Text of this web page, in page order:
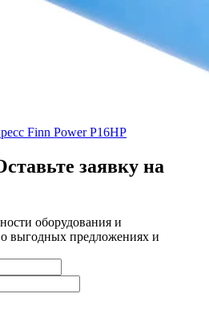
Finn Power P16HP
заявку на
оборудования и
выгодных предложениях и